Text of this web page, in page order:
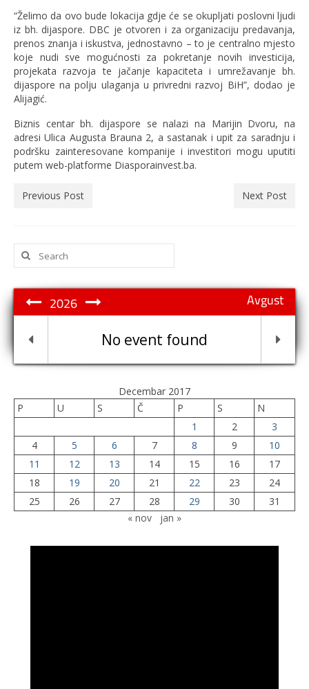
“Želimo da ovo bude lokacija gdje će se okupljati poslovni ljudi
iz bh. dijaspore. DBC je otvoren i za organizaciju predavanja,
prenos znanja i iskustva, jednostavno – to je centralno mjesto
koje nudi sve mogućnosti za pokretanje novih investicija,
projekata razvoja te jačanje kapaciteta i umrežavanje bh.
dijaspore na polju ulaganja u privredni razvoj BiH”, dodao je
Alijagić.
Biznis centar bh. dijaspore se nalazi na Marijin Dvoru, na
adresi Ulica Augusta Brauna 2, a sastanak i upit za saradnju i
podršku zainteresovane kompanije i investitori mogu uputiti
putem web-platforme Diasporainvest.ba.
Previous Post Next Post
Search
for:
Avgust
2026
No event found
Decembar 2017
P
U S Č P S
N
1
2
3
4
5 6 7 8 9
10
11
12 13 14 15 16
17
18
19 20 21 22 23
24
25
26 27 28 29 30
31
« nov
jan »